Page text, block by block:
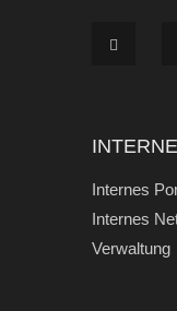
Internes
Internes
Verwaltung